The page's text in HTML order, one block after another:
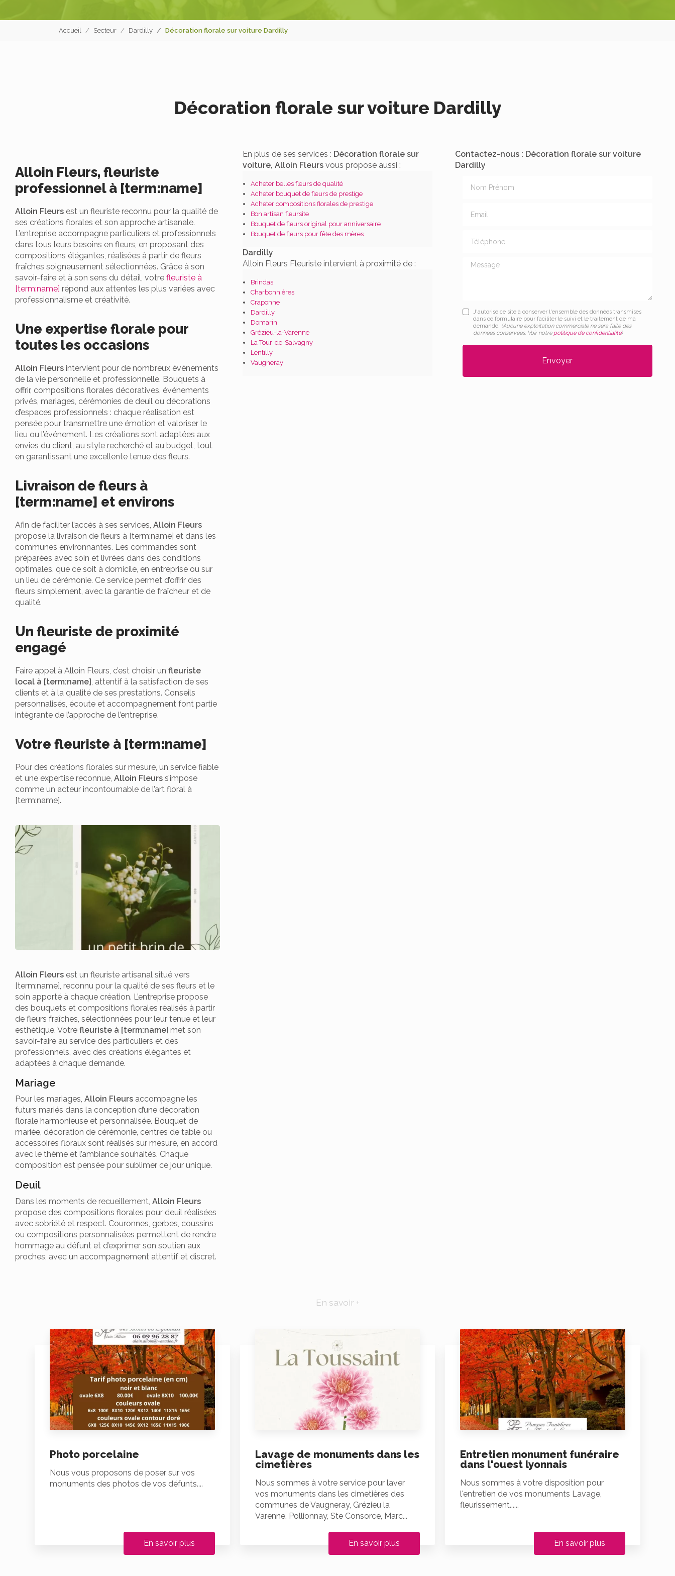
Accueil Secteur Dardilly Décoration florale sur voiture Dardilly
Décoration florale sur voiture Dardilly
Alloin Fleurs, fleuriste
professionnel à [term:name]
Alloin Fleurs est un fleuriste reconnu pour la qualité de
ses créations florales et son approche artisanale.
L’entreprise accompagne particuliers et professionnels
dans tous leurs besoins en fleurs, en proposant des
compositions élégantes, réalisées à partir de fleurs
fraîches soigneusement sélectionnées. Grâce à son
savoir-faire et à son sens du détail, votre fleuriste à
[term:name] répond aux attentes les plus variées avec
professionnalisme et créativité.
Une expertise florale pour
toutes les occasions
Alloin Fleurs intervient pour de nombreux événements
de la vie personnelle et professionnelle. Bouquets à
offrir, compositions florales décoratives, événements
privés, mariages, cérémonies de deuil ou décorations
d’espaces professionnels : chaque réalisation est
pensée pour transmettre une émotion et valoriser le
lieu ou l’événement. Les créations sont adaptées aux
envies du client, au style recherché et au budget, tout
en garantissant une excellente tenue des fleurs.
Livraison de fleurs à
[term:name] et environs
Afin de faciliter l’accès à ses services, Alloin Fleurs
propose la livraison de fleurs à [term:name] et dans les
communes environnantes. Les commandes sont
préparées avec soin et livrées dans des conditions
optimales, que ce soit à domicile, en entreprise ou sur
un lieu de cérémonie. Ce service permet d’offrir des
fleurs simplement, avec la garantie de fraîcheur et de
qualité.
Un fleuriste de proximité
engagé
Faire appel à Alloin Fleurs, c’est choisir un fleuriste
local à [term:name], attentif à la satisfaction de ses
clients et à la qualité de ses prestations. Conseils
personnalisés, écoute et accompagnement font partie
intégrante de l’approche de l’entreprise.
Votre fleuriste à [term:name]
Pour des créations florales sur mesure, un service fiable
et une expertise reconnue, Alloin Fleurs s’impose
comme un acteur incontournable de l’art floral à
[term:name].
Alloin Fleurs est un fleuriste artisanal situé vers
[term:name], reconnu pour la qualité de ses fleurs et le
soin apporté à chaque création. L’entreprise propose
des bouquets et compositions florales réalisés à partir
de fleurs fraîches, sélectionnées pour leur tenue et leur
esthétique. Votre fleuriste à [term:name] met son
savoir-faire au service des particuliers et des
professionnels, avec des créations élégantes et
adaptées à chaque demande.
Mariage
Pour les mariages, Alloin Fleurs accompagne les
futurs mariés dans la conception d’une décoration
florale harmonieuse et personnalisée. Bouquet de
mariée, décoration de cérémonie, centres de table ou
accessoires floraux sont réalisés sur mesure, en accord
avec le thème et l’ambiance souhaités. Chaque
composition est pensée pour sublimer ce jour unique.
Deuil
Dans les moments de recueillement, Alloin Fleurs
propose des compositions florales pour deuil réalisées
avec sobriété et respect. Couronnes, gerbes, coussins
ou compositions personnalisées permettent de rendre
hommage au défunt et d’exprimer son soutien aux
proches, avec un accompagnement attentif et discret.
En plus de ses services : Décoration florale sur
voiture, Alloin Fleursvous propose aussi :
Acheter belles fleurs de qualité
Acheter bouquet de fleurs de prestige
Acheter compositions florales de prestige
Bon artisan fleursite
Bouquet de fleurs original pour anniversaire
Bouquet de fleurs pour fête des mères
Dardilly
Alloin Fleurs Fleuriste intervient à proximité de :
Brindas
Charbonnières
Craponne
Dardilly
Domarin
Grézieu-la-Varenne
La Tour-de-Salvagny
Lentilly
Vaugneray
Contactez-nous : Décoration florale sur voiture
Dardilly
Message
J'autorise ce site à conserver l'ensemble des données transmises
dans ce formulaire pour faciliter le suivi et le traitement de ma
demande. (Aucune exploitation commerciale ne sera faite des
données conservées. Voir notre politique de confidentialité)
En savoir +
Photo porcelaine
Nous vous proposons de poser sur vos
monuments des photos de vos défunts....
En savoir plus
Lavage de monuments dans les
cimetières
Nous sommes à votre service pour laver
vos monuments dans les cimetières des
communes de Vaugneray, Grézieu la
Varenne, Pollionnay, Ste Consorce, Marc...
En savoir plus
Entretien monument funéraire
dans l'ouest lyonnais
Nous sommes à votre disposition pour
l'entretien de vos monuments Lavage,
fleurissement......
En savoir plus